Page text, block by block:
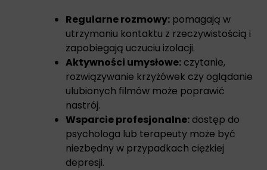
Regularne rozmowy: pomagają w
utrzymaniu kontaktu z rzeczywistością i
zapobiegają uczuciu izolacji.
Aktywności umysłowe: czytanie,
rozwiązywanie krzyżówek czy oglądanie
ulubionych filmów może poprawić
nastrój.
Wsparcie profesjonalne: dostęp do
psychologa lub terapeuty może być
niezbędny w przypadkach ciężkiej
depresji.